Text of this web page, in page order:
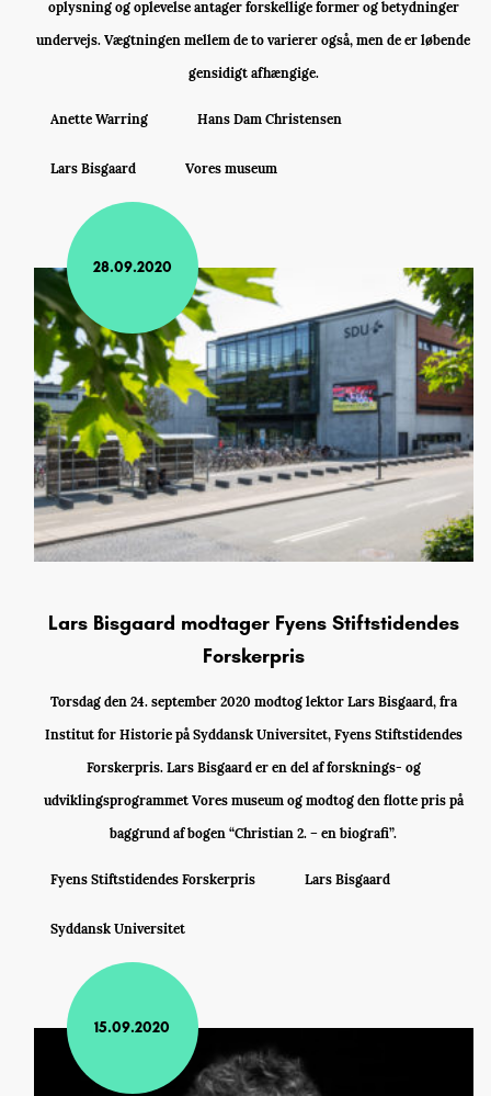
oplysning og oplevelse antager forskellige former og betydninger
undervejs. Vægtningen mellem de to varierer også, men de er løbende
gensidigt afhængige.
Anette Warring Hans Dam Christensen
Lars Bisgaard Vores museum
28.09.2020
Lars Bisgaard modtager Fyens Stiftstidendes
Forskerpris
Torsdag den 24. september 2020 modtog lektor Lars Bisgaard, fra
Institut for Historie på Syddansk Universitet, Fyens Stiftstidendes
Forskerpris. Lars Bisgaard er en del af forsknings- og
udviklingsprogrammet Vores museum og modtog den flotte pris på
baggrund af bogen “Christian 2. – en biografi”.
Fyens Stiftstidendes Forskerpris Lars Bisgaard
Syddansk Universitet
15.09.2020